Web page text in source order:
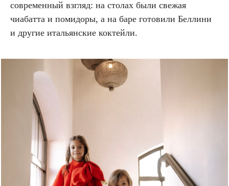
современный взгляд: на столах были свежая
чиабатта и помидоры, а на баре готовили Беллини
и другие итальянские коктейли.